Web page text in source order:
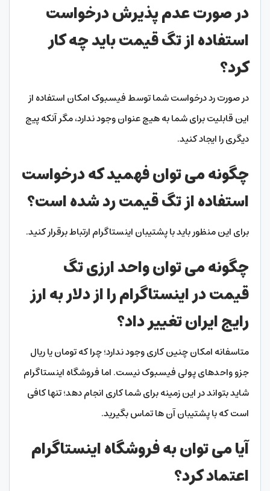
در صورت عدم پذیرش درخواست
استفاده از تگ قیمت باید چه کار
کرد؟
در صورت رد درخواست شما توسط فیسبوک امکان استفاده از
این قابلیت برای شما به هیچ عنوان وجود ندارد، مگر آنکه پیج
دیگری را ایجاد کنید.
چگونه می توان فهمید که درخواست
استفاده از تگ قیمت رد شده است؟
برای این منظور باید با پشتیبان اینستاگرام ارتباط برقرار کنید.
چگونه می توان واحد ارزی تگ
قیمت در اینستاگرام را از دلار به ارز
رایج ایران تغییر داد؟
متاسفانه امکان چنین کاری وجود ندارد؛ چرا که تومان یا ریال
جزو واحدهای پولی فیسبوک نیست. اما فروشگاه اینستاگرام
شاید بتواند در این زمینه برای شما کاری انجام دهد؛ تنها کافی
است که با پشتیبان آن ها تماس بگیرید.
آیا می توان به فروشگاه اینستاگرام
اعتماد کرد؟